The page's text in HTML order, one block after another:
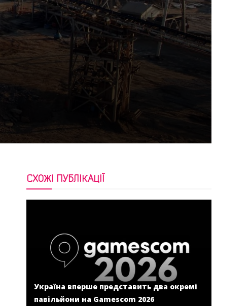
СХОЖІ ПУБЛІКАЦІЇ
Україна вперше представить два окремі
павільйони на Gamescom 2026